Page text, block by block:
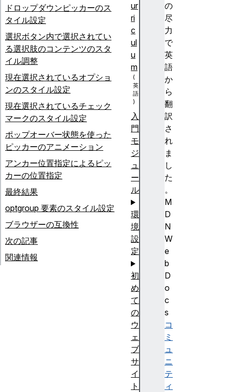
の
尽
力
で
英
語
か
ら
翻
訳
さ
れ
ま
し
た
。
M
D
N
W
e
b
D
o
c
s
コ
ミ
ュ
ニ
テ
ィ
ドロップダウンピッカーのス
タイル設定
選択ボタン内で選択されてい
る選択肢のコンテンツのスタ
イル調整
現在選択されているオプショ
ンのスタイル設定
現在選択されているチェック
マークのスタイル設定
ポップオーバー状態を使った
ピッカーのアニメーション
アンカー位置指定によるピッ
カーの位置指定
最終結果
optgroup 要素のスタイル設定
ブラウザーの互換性
次の記事
関連情報
ur
ri
c
ul
u
m
入
門
モ
ジ
ュ
ー
ル
環
境
設
定
初
め
て
の
ウ
ェ
ブ
サ
イ
ト